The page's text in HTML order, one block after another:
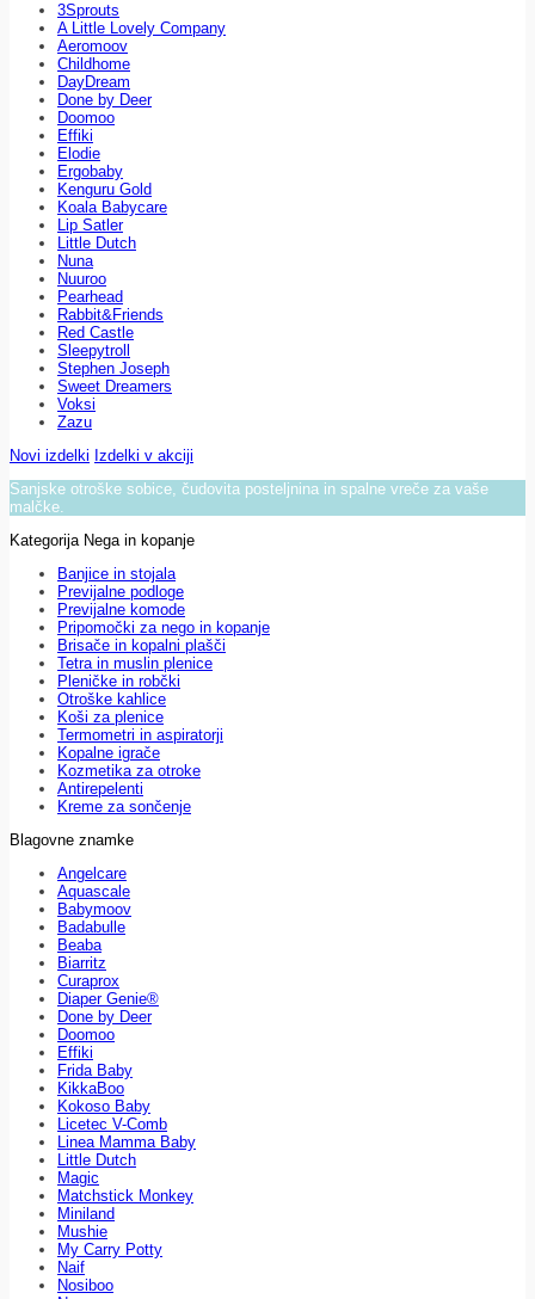
3Sprouts
A Little Lovely Company
Aeromoov
Childhome
DayDream
Done by Deer
Doomoo
Effiki
Elodie
Ergobaby
Kenguru Gold
Koala Babycare
Lip Satler
Little Dutch
Nuna
Nuuroo
Pearhead
Rabbit&Friends
Red Castle
Sleepytroll
Stephen Joseph
Sweet Dreamers
Voksi
Zazu
Novi izdelki Izdelki v akciji
Sanjske otroške sobice, čudovita posteljnina in spalne vreče za vaše
malčke.
Kategorija Nega in kopanje
Banjice in stojala
Previjalne podloge
Previjalne komode
Pripomočki za nego in kopanje
Brisače in kopalni plašči
Tetra in muslin plenice
Pleničke in robčki
Otroške kahlice
Koši za plenice
Termometri in aspiratorji
Kopalne igrače
Kozmetika za otroke
Antirepelenti
Kreme za sončenje
Blagovne znamke
Angelcare
Aquascale
Babymoov
Badabulle
Beaba
Biarritz
Curaprox
Diaper Genie®
Done by Deer
Doomoo
Effiki
Frida Baby
KikkaBoo
Kokoso Baby
Licetec V-Comb
Linea Mamma Baby
Little Dutch
Magic
Matchstick Monkey
Miniland
Mushie
My Carry Potty
Naif
Nosiboo